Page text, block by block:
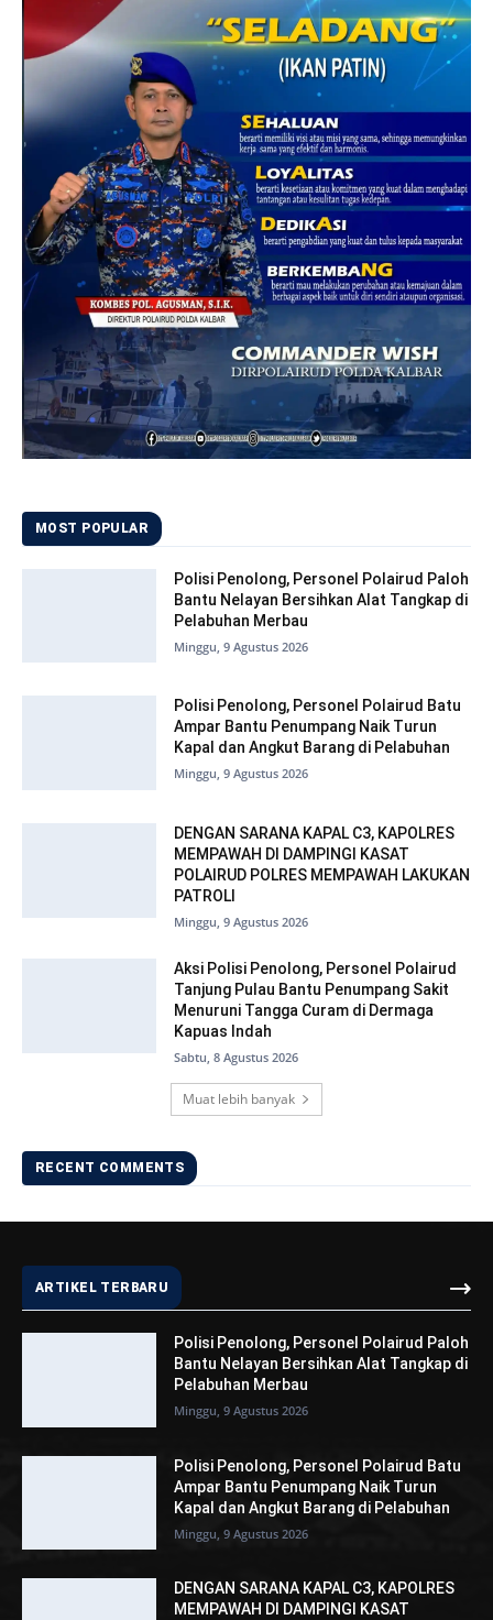
MOST POPULAR
Polisi Penolong, Personel Polairud Paloh
Bantu Nelayan Bersihkan Alat Tangkap di
Pelabuhan Merbau
Minggu, 9 Agustus 2026
Polisi Penolong, Personel Polairud Batu
Ampar Bantu Penumpang Naik Turun
Kapal dan Angkut Barang di Pelabuhan
Minggu, 9 Agustus 2026
DENGAN SARANA KAPAL C3, KAPOLRES
MEMPAWAH DI DAMPINGI KASAT
POLAIRUD POLRES MEMPAWAH LAKUKAN
PATROLI
Minggu, 9 Agustus 2026
Aksi Polisi Penolong, Personel Polairud
Tanjung Pulau Bantu Penumpang Sakit
Menuruni Tangga Curam di Dermaga
Kapuas Indah
Sabtu, 8 Agustus 2026
Muat lebih banyak
RECENT COMMENTS
ARTIKEL TERBARU
Polisi Penolong, Personel Polairud Paloh
Bantu Nelayan Bersihkan Alat Tangkap di
Pelabuhan Merbau
Minggu, 9 Agustus 2026
Polisi Penolong, Personel Polairud Batu
Ampar Bantu Penumpang Naik Turun
Kapal dan Angkut Barang di Pelabuhan
Minggu, 9 Agustus 2026
DENGAN SARANA KAPAL C3, KAPOLRES
MEMPAWAH DI DAMPINGI KASAT